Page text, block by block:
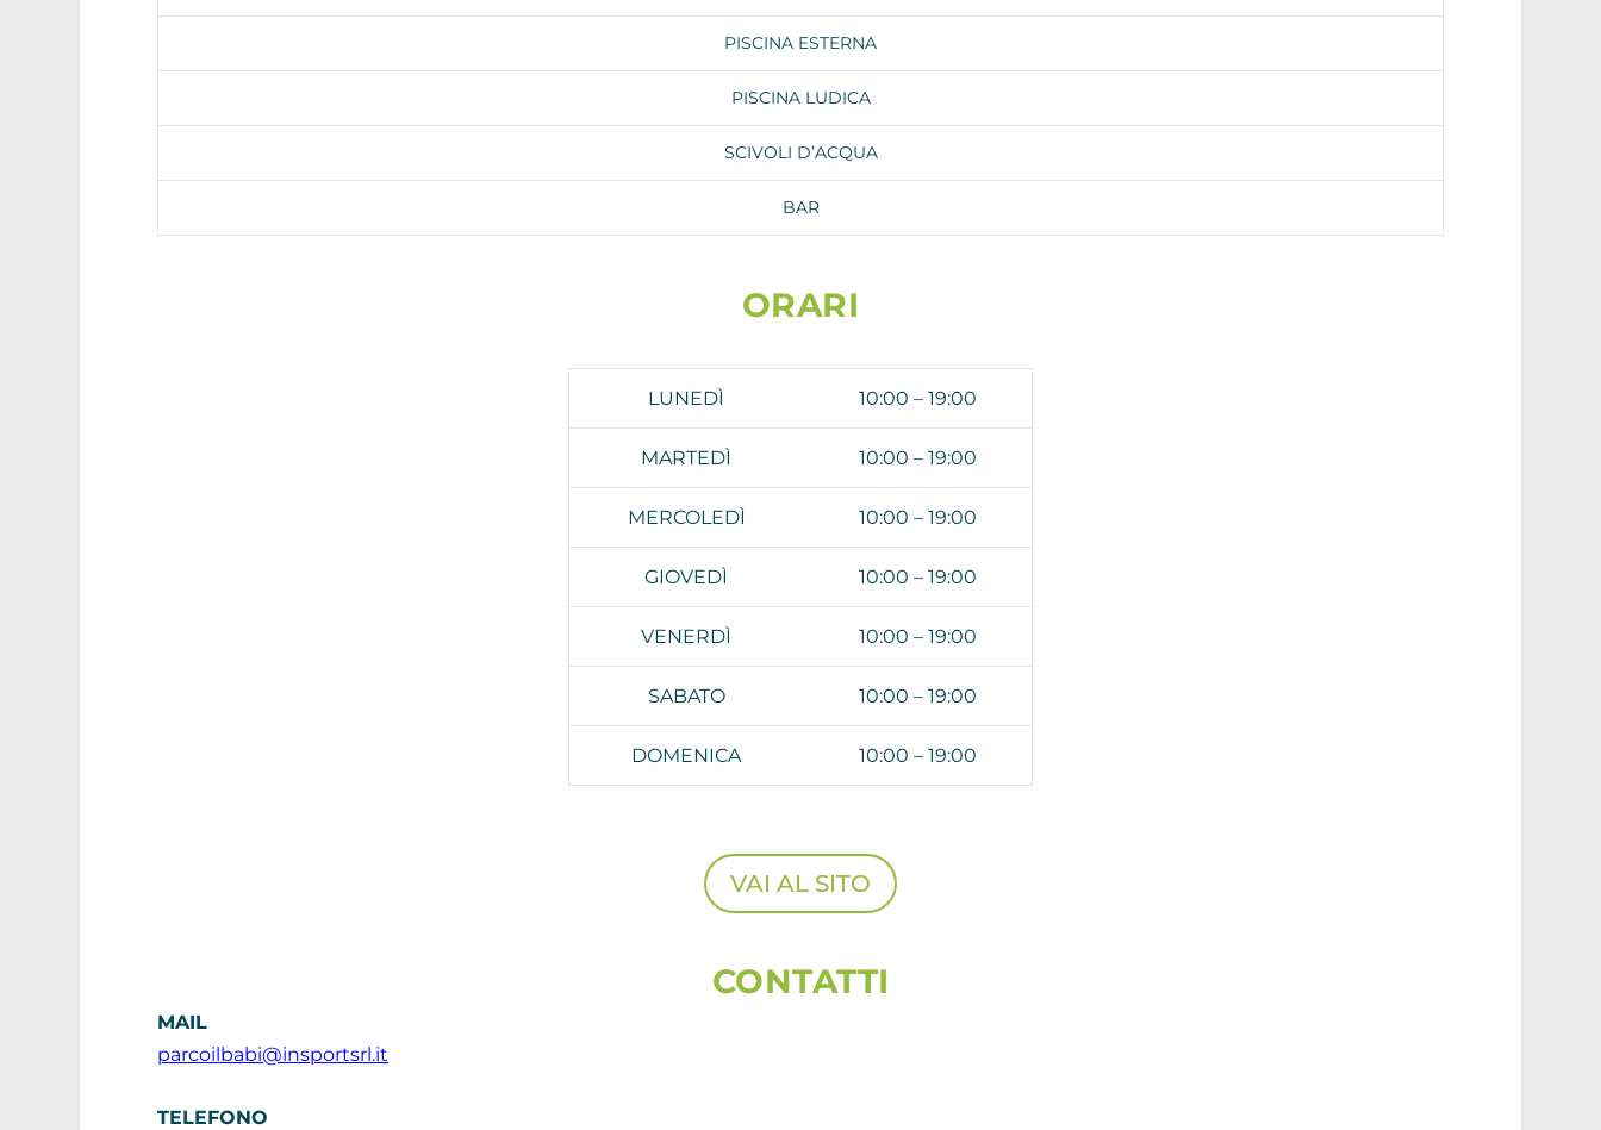
PISCINA ESTERNA
PISCINA LUDICA
SCIVOLI D’ACQUA
BAR
ORARI
LUNEDÌ 10:00 – 19:00
MARTEDÌ 10:00 – 19:00
MERCOLEDÌ 10:00 – 19:00
GIOVEDÌ 10:00 – 19:00
VENERDÌ 10:00 – 19:00
SABATO 10:00 – 19:00
DOMENICA 10:00 – 19:00
VAI AL SITO
CONTATTI
MAIL
parcoilbabi@insportsrl.it
TELEFONO